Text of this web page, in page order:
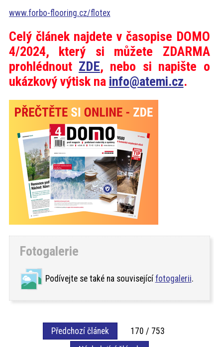
www.forbo-flooring.cz/flotex
Celý článek najdete v časopise DOMO
4/2024, který si můžete ZDARMA
prohlédnout ZDE, nebo si napište o
ukázkový výtisk na info@atemi.cz.
Fotogalerie
Podívejte se také na souvisejícífotogalerii.
Předchozí článek
170 / 753